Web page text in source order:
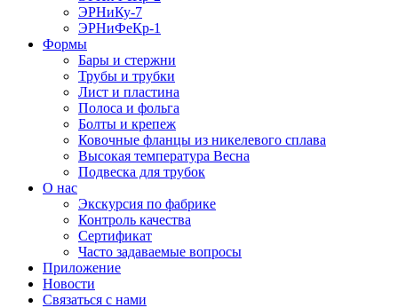
ЭРНиКу-7
ЭРНиФеКр-1
Формы
Бары и стержни
Трубы и трубки
Лист и пластина
Полоса и фольга
Болты и крепеж
Ковочные фланцы из никелевого сплава
Высокая температура Весна
Подвеска для трубок
О нас
Экскурсия по фабрике
Контроль качества
Сертификат
Часто задаваемые вопросы
Приложение
Новости
Связаться с нами